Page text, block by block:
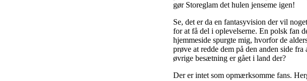
gør Storeglam det hulen jenseme igen!
Se, det er da en fantasyvision der vil
for at få del i oplevelserne. En polsk fan
hjemmeside spurgte mig, hvorfor de
prøve at redde dem på den anden side
øvrige besætning er gået i land der?
Der er intet som opmærksomme fans.